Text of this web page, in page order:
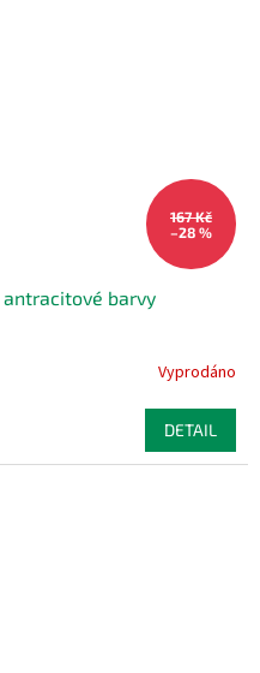
167 Kč
–28 %
barvy
Vyprodáno
DETAIL